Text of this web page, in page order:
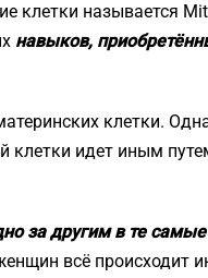
клетки называется
навыков,
клетки.
клетки идет иным
за другим в те
всё происходит